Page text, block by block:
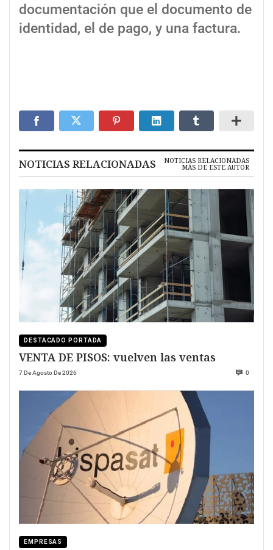
documentación que el documento de
identidad, el de pago, y una factura.
NOTICIAS RELACIONADAS NOTICIAS RELACIONADAS
MÁS DE ESTE AUTOR
DESTACADO PORTADA
VENTA DE PISOS: vuelven las ventas
7 De Agosto De 2026 0
EMPRESAS